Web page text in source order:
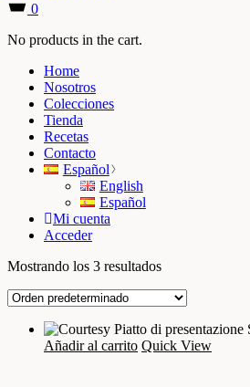
0
No products in the cart.
Home
Nosotros
Colecciones
Tienda
Recetas
Contacto
Español
English
Español
Mi cuenta
Acceder
Mostrando los 3 resultados
Añadir al carrito Quick View